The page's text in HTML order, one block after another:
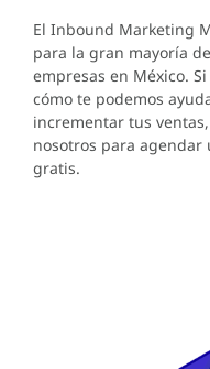
El Inbound Marketing
para la gran mayoría
empresas en México.
cómo te podemos
incrementar tus
nosotros para agendar
gratis.